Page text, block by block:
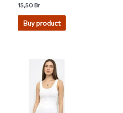
Rated
4.00
out of 5
15,50Br
Buy product